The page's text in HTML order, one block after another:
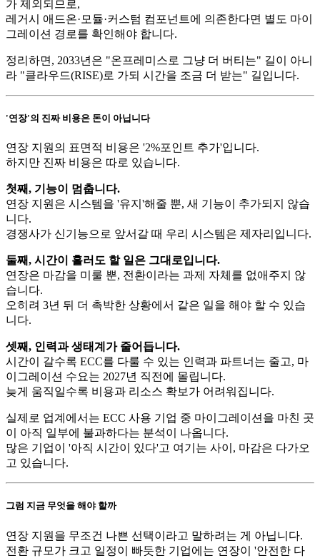
가 제외되므로,
레거시 애드온·모듈·커스텀 컴포넌트에 의존한다면 별도 마이
그레이션 경로를 확인해야 합니다.
정리하면, 2033년은 "온프레미스로 그냥 더 버티는" 길이 아니
라 "클라우드(RISE)로 가되 시간을 조금 더 받는" 길입니다.
'연장'의 진짜 비용은 돈이 아닙니다
연장 지원의 표면적 비용은 '2%포인트 추가'입니다.
하지만 진짜 비용은 따로 있습니다.
첫째, 기능이 멈춥니다.
연장 지원은 시스템을 '유지'해줄 뿐, 새 기능이 추가되지 않습
니다.
경쟁사가 신기능으로 앞서갈 때 우리 시스템은 제자리입니다.
둘째, 시간이 흘러도 할 일은 그대로입니다.
연장은 마감을 미룰 뿐, 전환이라는 과제 자체를 없애주지 않
습니다.
오히려 3년 뒤 더 촉박한 상황에서 같은 일을 해야 할 수 있습
니다.
셋째, 인력과 생태계가 줄어듭니다.
시간이 갈수록 ECC를 다룰 수 있는 인력과 파트너는 줄고, 마
이그레이션 수요는 2027년 직전에 몰립니다.
늦게 움직일수록 비용과 리소스 확보가 어려워집니다.
실제로 업계에서는 ECC 사용 기업 중 마이그레이션을 마친 곳
이 아직 일부에 불과하다는 분석이 나옵니다.
많은 기업이 '아직 시간이 있다'고 여기는 사이, 마감은 다가오
고 있습니다.
그럼 지금 무엇을 해야 할까
연장 지원을 무조건 나쁜 선택이라고 말하려는 게 아닙니다.
전환 규모가 크고 일정이 빠듯한 기업에는 연장이 '안전한 다